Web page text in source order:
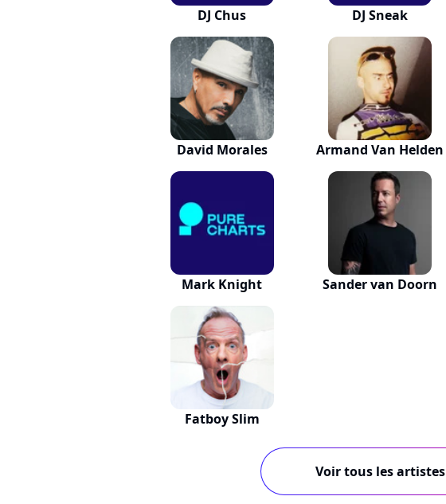
DJ Chus DJ Sneak
David Morales Armand Van Helden
Mark Knight Sander van Doorn
Fatboy Slim
Voir tous les artistes